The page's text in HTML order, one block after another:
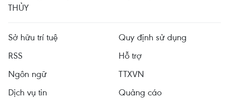
THỦY
Sở hữu trí tuệ
Quy định sử dụng
RSS
Hỗ trợ
Ngôn ngữ
TTXVN
Dịch vụ tin
Quảng cáo